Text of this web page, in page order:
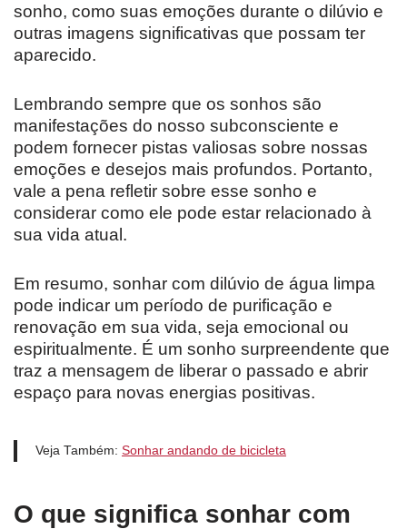
sonho, como suas emoções durante o dilúvio e
outras imagens significativas que possam ter
aparecido.
Lembrando sempre que os sonhos são
manifestações do nosso subconsciente e
podem fornecer pistas valiosas sobre nossas
emoções e desejos mais profundos. Portanto,
vale a pena refletir sobre esse sonho e
considerar como ele pode estar relacionado à
sua vida atual.
Em resumo, sonhar com dilúvio de água limpa
pode indicar um período de purificação e
renovação em sua vida, seja emocional ou
espiritualmente. É um sonho surpreendente que
traz a mensagem de liberar o passado e abrir
espaço para novas energias positivas.
Veja Também: Sonhar andando de bicicleta
O que significa sonhar com